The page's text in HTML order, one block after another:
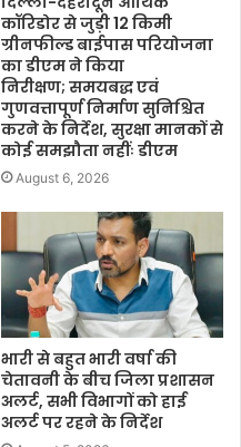
कॉरिडोर से जुड़ी 12 किमी
ग्रीनफील्ड बाईपास परियोजना
का डीएम ने किया
निरीक्षण; समयबद्ध एवं
गुणवत्तापूर्ण निर्माण सुनिश्चित
करने के निर्देश, सुरक्षा मानकों से
कोई समझौता नहींः डीएम
August 6, 2026
भारी से बहुत भारी वर्षा की
चेतावनी के बीच जिला प्रशासन
अलर्ट, सभी विभागों को हाई
अलर्ट पर रहने के निर्देश